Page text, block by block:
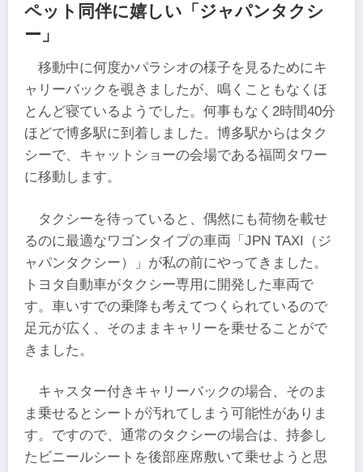
ペット同伴に嬉しい「ジャパンタクシ
ー」
移動中に何度かパラシオの様子を見るためにキ
ャリーバックを覗きましたが、鳴くこともなくほ
とんど寝ているようでした。何事もなく2時間40分
ほどで博多駅に到着しました。博多駅からはタク
シーで、キャットショーの会場である福岡タワー
に移動します。
タクシーを待っていると、偶然にも荷物を載せ
るのに最適なワゴンタイプの車両「JPN TAXI（ジ
ャパンタクシー）」が私の前にやってきました。
トヨタ自動車がタクシー専用に開発した車両で
す。車いすでの乗降も考えてつくられているので
足元が広く、そのままキャリーを乗せることがで
きました。
キャスター付きキャリーバックの場合、そのま
ま乗せるとシートが汚れてしまう可能性がありま
す。ですので、通常のタクシーの場合は、持参し
たビニールシートを後部座席敷いて乗せようと思